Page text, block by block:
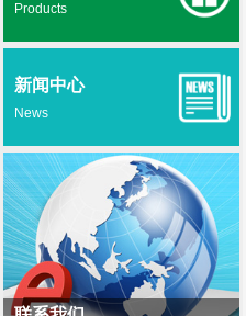
Products
新闻中心
News